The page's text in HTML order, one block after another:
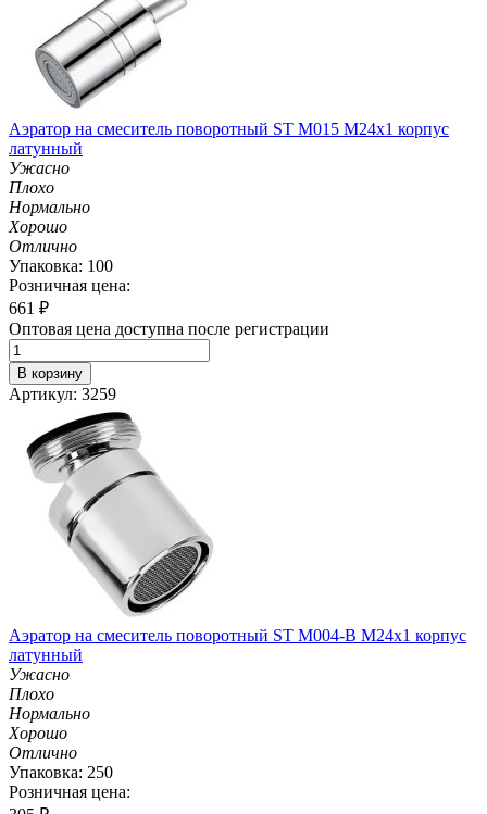
Аэратор на смеситель поворотный ST M015 M24х1 корпус
латунный
Ужасно
Плохо
Нормально
Хорошо
Отлично
Упаковка: 100
Розничная цена:
661 ₽
Оптовая цена доступна после регистрации
В корзину
Артикул: 3259
Аэратор на смеситель поворотный ST М004-B М24х1 корпус
латунный
Ужасно
Плохо
Нормально
Хорошо
Отлично
Упаковка: 250
Розничная цена: